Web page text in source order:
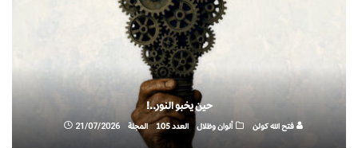
حين يخبو النور..!
فتح الله كولن ألوان وظلال العدد 105 المجلة 21/07/2026